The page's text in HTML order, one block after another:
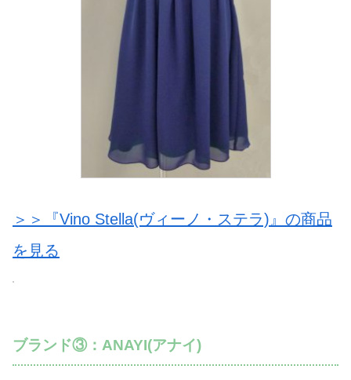
＞＞『Vino Stella(ヴィーノ・ステラ)』の商品
を見る
ブランド③：ANAYI(アナイ)